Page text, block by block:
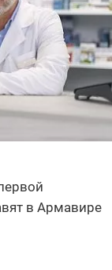
в Армавире